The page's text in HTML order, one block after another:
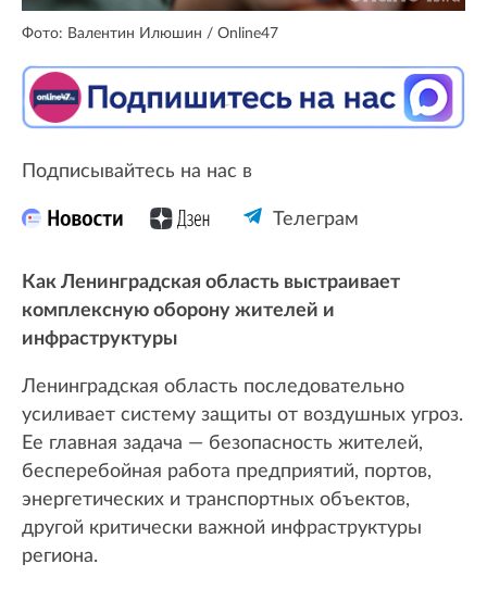
Фото: Валентин Илюшин / Online47
Подписывайтесь на нас в
Телеграм
Как Ленинградская область выстраивает
комплексную оборону жителей и
инфраструктуры
Ленинградская область последовательно
усиливает систему защиты от воздушных угроз.
Ее главная задача — безопасность жителей,
бесперебойная работа предприятий, портов,
энергетических и транспортных объектов,
другой критически важной инфраструктуры
региона.